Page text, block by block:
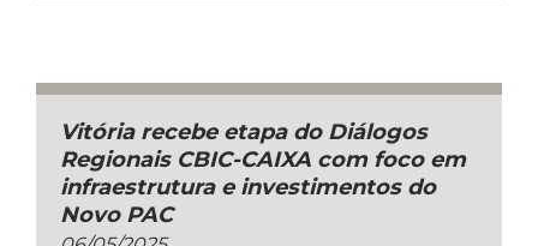
Vitória recebe etapa do Diálogos
Regionais CBIC-CAIXA com foco em
infraestrutura e investimentos do
Novo PAC